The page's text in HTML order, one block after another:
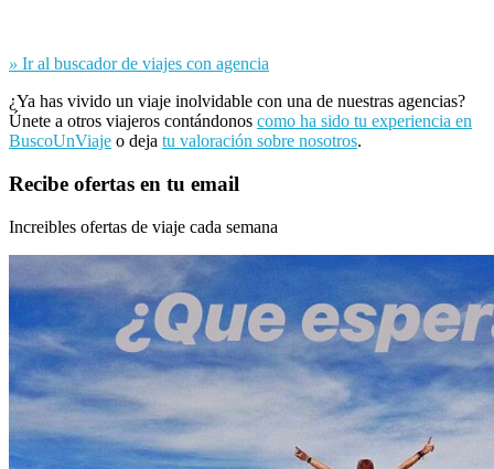
» Ir al buscador de viajes con agencia
¿Ya has vivido un viaje inolvidable con una de nuestras agencias?
Únete a otros viajeros contándonos como ha sido tu experiencia en
BuscoUnViaje o deja tu valoración sobre nosotros.
Recibe ofertas en tu email
Increibles ofertas de viaje cada semana